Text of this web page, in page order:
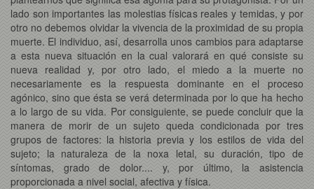
lado son importantes las molestias físicas reales y temidas, y por
otro no debemos olvidar la vivencia de la proximidad de su propia
muerte. El individuo, así, desarrolla unos cambios para adaptarse
a esta nueva situación en la cual valorará en qué consiste su
nueva realidad y, por otro lado, el miedo a la muerte no
necesariamente es la respuesta dominante en el proceso
agónico, sino que ésta se verá determinada por lo que ha hecho
a lo largo de su vida. Por consiguiente, se puede concluir que la
manera de morir de un sujeto queda condicionada por tres
grupos de factores: la historia previa y los estilos de vida del
sujeto; la naturaleza de la noxa letal, su duración, tipo de
síntomas, grado de dolor.... y, por último, la asistencia
proporcionada a nivel social, afectiva y física.